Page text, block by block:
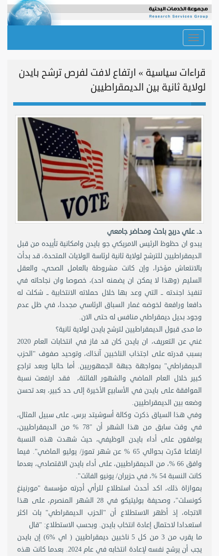
Toggle
navigation
قراءات سياسية » ارتفاع لافت لفرص ترشح بايدن
لولاية ثانية بين الديمقراطيين
د. علي دربج باحث ومحاضر جامعي
يبدو ان حظوظ الرئيس الامريكي جو بايدن وامكانية تأييده من قبل
الديمقراطيين للترشح لولاية ثانية لرئاسة الولايات المتحدة، قد بدأت
بالانتعاش مؤخرا، وإن كانت مشروطة بالعامل الصحي، والعقل
السليم (وهذا لا يمكن ان يضمنه احد)، خصوصا وان نجاحاته في
تنفيذ اجندته ــ التي وعد بها خلال حملاته الانتخابية ــ شكلت له
دافعا ورافعة لخوضه غمار السباق الرئاسي مجددا، في ظل عدم
وجود بديل ديمقراطي منافس له حتى الان.
ما مدى قبول الديمقراطيين لترشح بايدن لولاية ثانية؟
غني عن التعريف، ان بايدن كان قد فاز في انتخابات العام 2020
بسبب قدرته على اجتذاب الناخبين آنذاك، وتوحيد صفوف "الحزب
الديمقراطي" بمواجهة جبهة الجمهوريين. أما حاليا وبعد تراجع
كبير خلال العام الماضي والشهور الفائتة، فقد ارتفعت نسبة
الموافقة على بايدن في الأسابيع الأخيرة إلى حد كبير، بعد تحسن
وضعه بين الديمقراطيين.
وفي هذا السياق ذكرت وكالة أسوشيتد برس، على سبيل المثال،
في وقت سابق من هذا الشهر أن "78 % من الديمقراطيين،
يوافقون على أداء بايدن الوظيفي، حيث شهدت هذه النسبة
ارتفاعا قدّرت بحوالي 65 % عن شهر تموز/ يوليو الماضي". فيما
وافق 66 %، من الديمقراطيين، على أداء بايدن الاقتصادي، بعدما
كانت النسبة 54 %، في حزيران/ يونيو الفائت".
بموازاة ذلك، اكد أحدث استطلاع للرأي أجرته مؤسسة "مورنينغ
كونسلت"، وصحيفة بوليتيكو في 28 الشهر المنصرم، على هذا
الاتجاه، إذ أظهر الاستطلاع أن "الحزب الديمقراطي" بات اكثر
استعدادا لاحتمال إعادة انتخاب بايدن. وبحسب الاستطلاع: "قال
ما يقرب من 3 من كل 5 ناخبين ديمقراطيين ( اي %6) إن بايدن
يجب أن يرشح نفسه لإعادة انتخابه في عام 2024. بعدما كانت هذه